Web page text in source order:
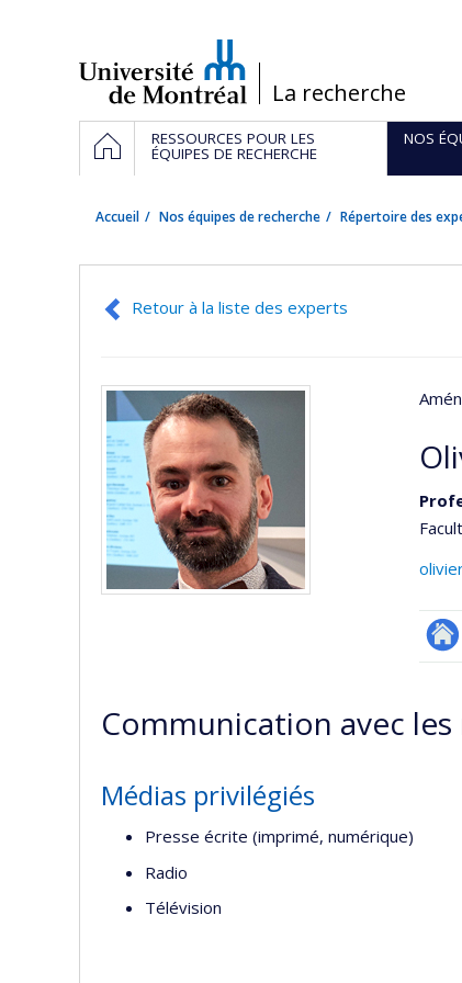
/La recherche
Navigation
principale
ACCUEILRESSOURCES POUR LES
ÉQUIPES DE RECHERCHE
NOS
Accueil Nos équipes de recherche Répertoire des
Retour à la liste des experts
Communication avec les
Médias privilégiés
Presse écrite (imprimé, numérique)
Radio
Télévision